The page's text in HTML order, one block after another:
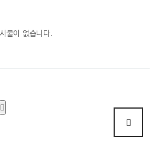
물이 없습니다.